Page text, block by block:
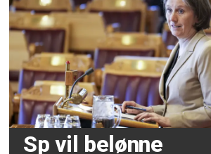
Sp vil belønne